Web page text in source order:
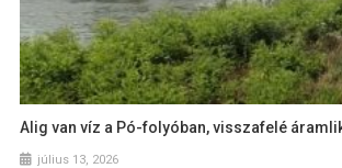
Alig van víz a Pó-folyóban, visszafelé
július 13, 2026